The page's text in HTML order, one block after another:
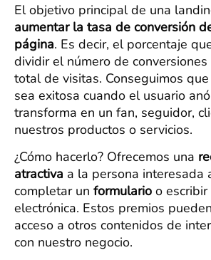
El objetivo principal de una
aumentar la tasa de conversión
página. Es decir, el porcentaje
dividir el número de
total de visitas. Conseguimos
sea exitosa cuando el usuario
transforma en un fan, seguidor,
nuestros productos o servicios.
¿Cómo hacerlo? Ofrecemos una
atractiva a la persona interesada
completar un formulario o escribir
electrónica. Estos premios
acceso a otros contenidos de
con nuestro negocio.